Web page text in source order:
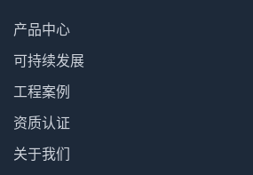
产品中心
可持续发展
工程案例
资质认证
关于我们